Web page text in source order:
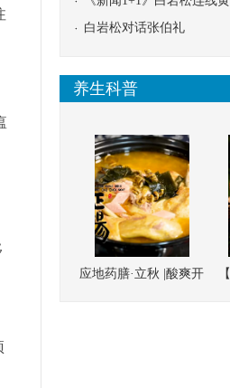
医救治的临床效果
白岩松对话张伯礼
养生科普
应地药膳·立秋 |酸爽开